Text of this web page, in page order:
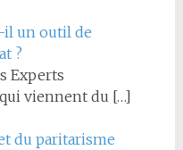
il un outil de
?
Experts
viennent du […]
du paritarisme